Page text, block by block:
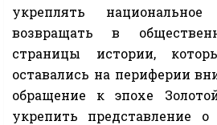
укреплять
возвращать в
страницы истории,
оставались на периферии
обращение к эпохе
укрепить представление